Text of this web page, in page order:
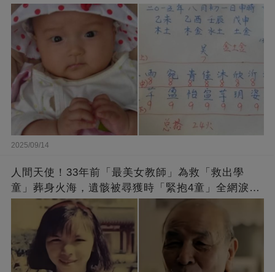
2025/09/14
人間天使！33年前「最美女教師」為救「救出學
童」葬身火海，遺骸被尋獲時「緊抱4童」全網淚
崩：真正的英雄不該被遺忘